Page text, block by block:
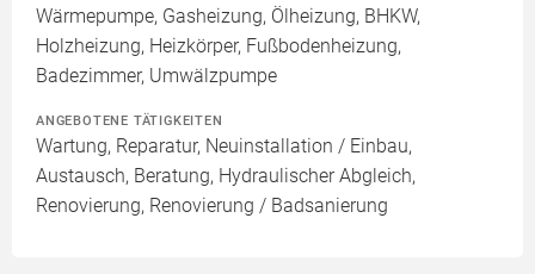
Wärmepumpe, Gasheizung, Ölheizung, BHKW,
Holzheizung, Heizkörper, Fußbodenheizung,
Badezimmer, Umwälzpumpe
ANGEBOTENE TÄTIGKEITEN
Wartung, Reparatur, Neuinstallation / Einbau,
Austausch, Beratung, Hydraulischer Abgleich,
Renovierung, Renovierung / Badsanierung